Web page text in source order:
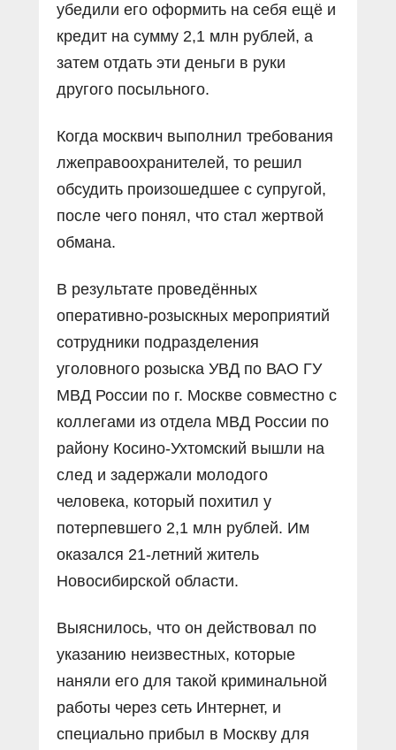
убедили его оформить на себя ещё и
кредит на сумму 2,1 млн рублей, а
затем отдать эти деньги в руки
другого посыльного.
Когда москвич выполнил требования
лжеправоохранителей, то решил
обсудить произошедшее с супругой,
после чего понял, что стал жертвой
обмана.
В результате проведённых
оперативно-розыскных мероприятий
сотрудники подразделения
уголовного розыска УВД по ВАО ГУ
МВД России по г. Москве совместно с
коллегами из отдела МВД России по
району Косино-Ухтомский вышли на
след и задержали молодого
человека, который похитил у
потерпевшего 2,1 млн рублей. Им
оказался 21-летний житель
Новосибирской области.
Выяснилось, что он действовал по
указанию неизвестных, которые
наняли его для такой криминальной
работы через сеть Интернет, и
специально прибыл в Москву для